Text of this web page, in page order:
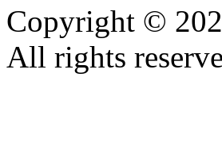
Copyright ©
All rights